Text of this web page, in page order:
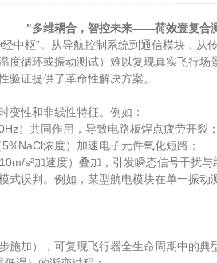
"多维耦合，智控未来——荷效壹复合
中枢”。从导航控制系统到通信模块，
度循环或振动测试）难以复现真实飞行
证提供了革命性解决方案。
变性和非线性特征。例如：
）共同作用，导致电路板焊点疲劳开裂；
浓度）加速电子元件氧化短路；
s²加速度）叠加，引发瞬态信号干扰与
式误判。例如，某型航电模块在单一振
加），可复现飞行器全生命周期中的典